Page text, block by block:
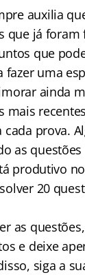
auxilia
que já foram
que
uma
ainda
mais
prova.
as
produtivo
20
as
e deixe
siga a